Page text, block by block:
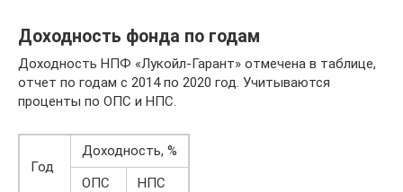
Доходность фонда по годам
Доходность НПФ «Лукойл-Гарант» отмечена в таблице,
отчет по годам с 2014 по 2020 год. Учитываются
проценты по ОПС и НПС.
Год
Доходность, %
ОПС
НПС